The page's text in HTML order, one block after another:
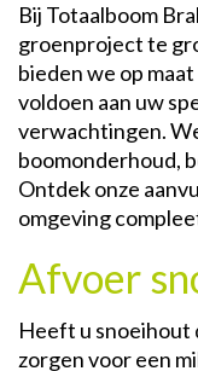
Bij Totaalboom
groenproject te
bieden we op
voldoen aan uw
verwachtingen.
boomonderhoud,
Ontdek onze
omgeving
Afvoer
Heeft u snoeihout
zorgen voor een